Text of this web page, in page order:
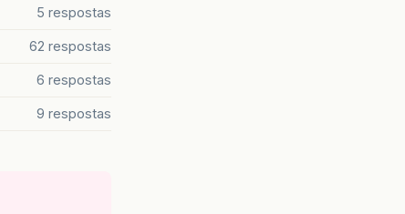
5 respostas
62 respostas
6 respostas
9 respostas